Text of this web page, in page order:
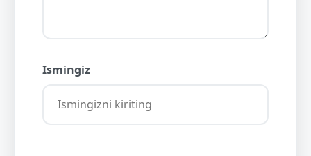
Ismingiz